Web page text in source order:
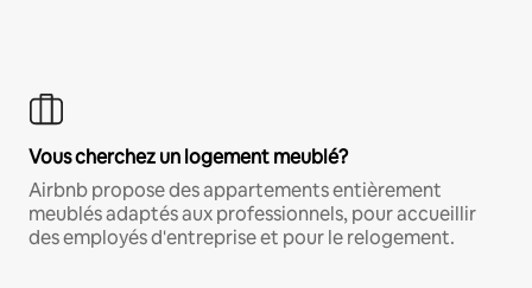
Vous cherchez un logement meublé?
Airbnb propose des appartements entièrement
meublés adaptés aux professionnels, pour accueillir
des employés d'entreprise et pour le relogement.